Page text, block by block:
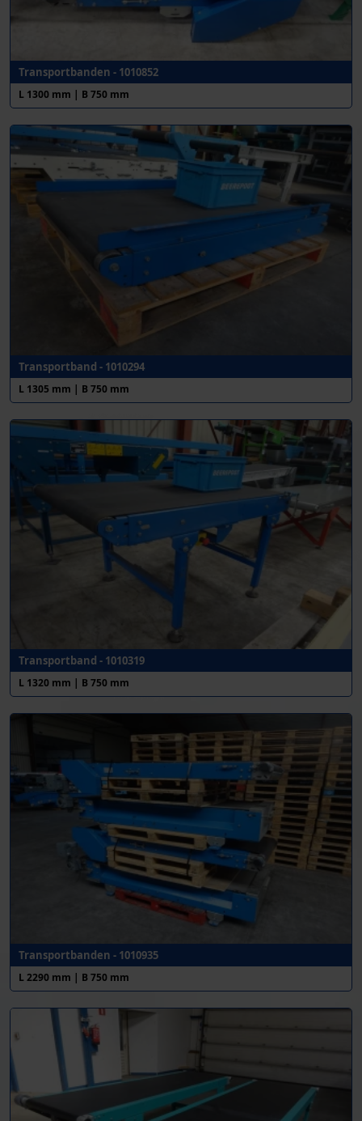
Transportbanden - 1010852
L 1300 mm | B 750 mm
Transportband - 1010294
L 1305 mm | B 750 mm
Transportband - 1010319
L 1320 mm | B 750 mm
Transportbanden - 1010935
L 2290 mm | B 750 mm